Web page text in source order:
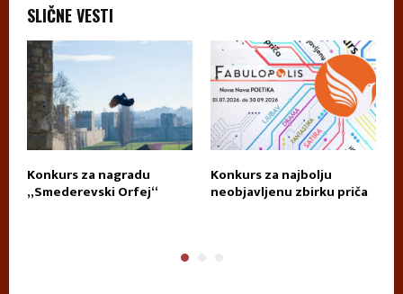
SLIČNE VESTI
Konkurs za nagradu
„Smederevski Orfej“
Konkurs za najbolju
neobjavljenu zbirku priča